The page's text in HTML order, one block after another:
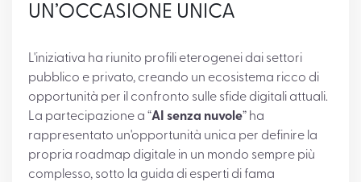
UN’OCCASIONE UNICA
L'iniziativa ha riunito profili eterogenei dai settori
pubblico e privato, creando un ecosistema ricco di
opportunità per il confronto sulle sfide digitali attuali.
La partecipazione a “AI senza nuvole” ha
rappresentato un'opportunità unica per definire la
propria roadmap digitale in un mondo sempre più
complesso, sotto la guida di esperti di fama